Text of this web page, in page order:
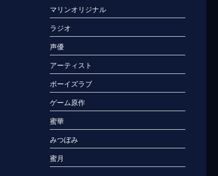
マリンオリジナル
ラジオ
声優
アーティスト
ボーイズラブ
ゲーム原作
蜜華
みつぼみ
蜜月